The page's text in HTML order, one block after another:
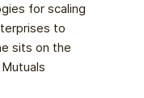
for scaling
to
sits on the